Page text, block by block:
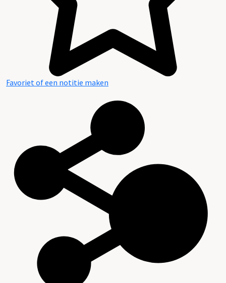
Favoriet of een notitie maken